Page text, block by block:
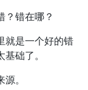
？错在哪？
就是一个好的错
础了。
。